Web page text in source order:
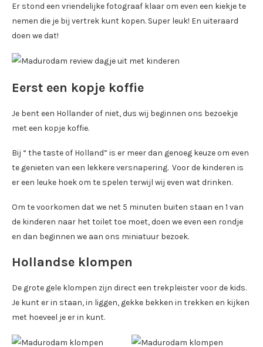
Er stond een vriendelijke fotograaf klaar om even een kiekje te
nemen die je bij vertrek kunt kopen. Super leuk! En uiteraard
doen we dat!
Eerst een kopje koffie
Je bent een Hollander of niet, dus wij beginnen ons bezoekje
met een kopje koffie.
Bij “ the taste of Holland” is er meer dan genoeg keuze om even
te genieten van een lekkere versnapering. Voor de kinderen is
er een leuke hoek om te spelen terwijl wij even wat drinken.
Om te voorkomen dat we net 5 minuten buiten staan en 1 van
de kinderen naar het toilet toe moet, doen we even een rondje
en dan beginnen we aan ons miniatuur bezoek.
Hollandse klompen
De grote gele klompen zijn direct een trekpleister voor de kids.
Je kunt er in staan, in liggen, gekke bekken in trekken en kijken
met hoeveel je er in kunt.